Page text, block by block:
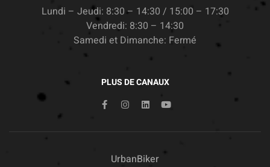
Lundi – Jeudi: 8:30 – 14:30 / 15:00 – 17:30
Vendredi: 8:30 – 14:30
Samedi et Dimanche: Fermé
PLUS DE CANAUX
UrbanBiker